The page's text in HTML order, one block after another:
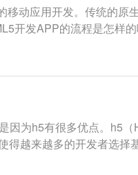
动应用开发。传统的原
开发APP的流程是怎样
为h5有很多优点。h5
得越来越多的开发者选择